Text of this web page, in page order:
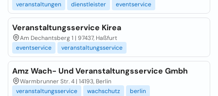
veranstaltungen
dienstleister eventservice
Veranstaltungsservice Kirea
Am Dechantsberg 1 | 97437, Haßfurt
eventservice
veranstaltungsservice
Amz Wach- Und Veranstaltungsservice Gmbh
Warmbrunner Str. 4 | 14193, Berlin
veranstaltungsservice
wachschutz berlin